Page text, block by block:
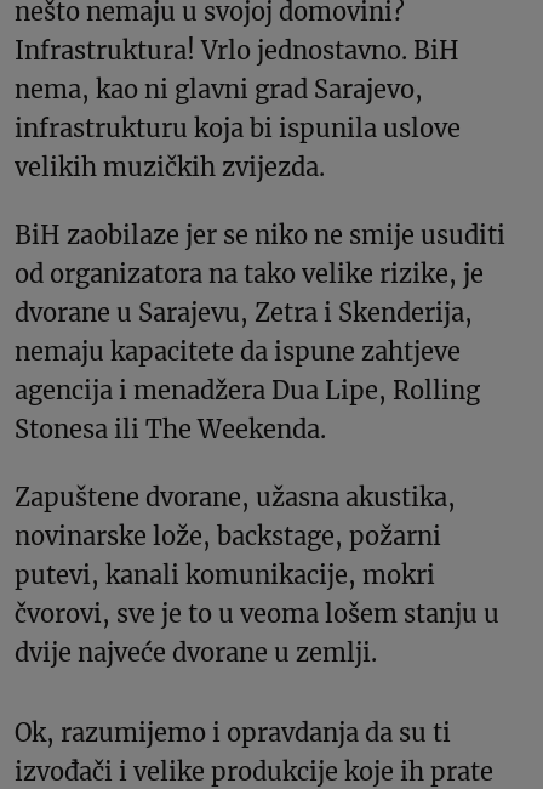
nešto nemaju u svojoj domovini?
Infrastruktura! Vrlo jednostavno. BiH
nema, kao ni glavni grad Sarajevo,
infrastrukturu koja bi ispunila uslove
velikih muzičkih zvijezda.
BiH zaobilaze jer se niko ne smije usuditi
od organizatora na tako velike rizike, je
dvorane u Sarajevu, Zetra i Skenderija,
nemaju kapacitete da ispune zahtjeve
agencija i menadžera Dua Lipe, Rolling
Stonesa ili The Weekenda.
Zapuštene dvorane, užasna akustika,
novinarske lože, backstage, požarni
putevi, kanali komunikacije, mokri
čvorovi, sve je to u veoma lošem stanju u
dvije najveće dvorane u zemlji.
Ok, razumijemo i opravdanja da su ti
izvođači i velike produkcije koje ih prate